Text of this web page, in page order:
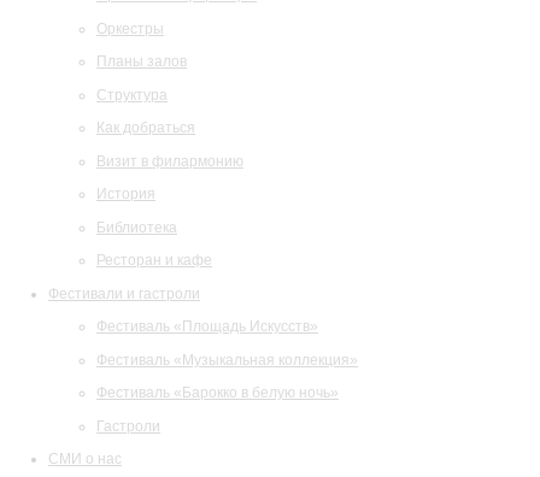
Оркестры
Планы залов
Структура
Как добраться
Визит в филармонию
История
Библиотека
Ресторан и кафе
Фестивали и гастроли
Фестиваль «Площадь Искусств»
Фестиваль «Музыкальная коллекция»
Фестиваль «Барокко в белую ночь»
Гастроли
СМИ о нас